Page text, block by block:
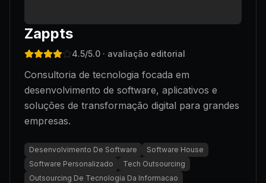
Zappts
4.5/5.0 · avaliação editorial
Consultoria de tecnologia focada em
desenvolvimento de software, aplicativos e
soluções de transformação digital para grandes
empresas.
Desenvolvimento De Software
Software House
Software Personalizado
Tech Outsourcing
Outsourcing De Tecnologia Da Informacao